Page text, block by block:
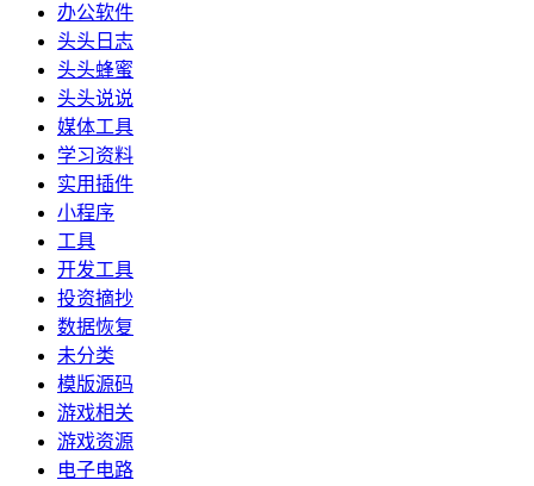
办公软件
头头日志
头头蜂蜜
头头说说
媒体工具
学习资料
实用插件
小程序
工具
开发工具
投资摘抄
数据恢复
未分类
模版源码
游戏相关
游戏资源
电子电路